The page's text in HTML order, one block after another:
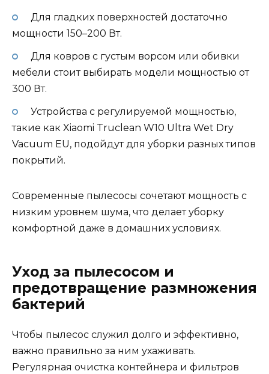
Для гладких поверхностей достаточно
мощности 150–200 Вт.
Для ковров с густым ворсом или обивки
мебели стоит выбирать модели мощностью от
300 Вт.
Устройства с регулируемой мощностью,
такие как Xiaomi Truclean W10 Ultra Wet Dry
Vacuum EU, подойдут для уборки разных типов
покрытий.
Современные пылесосы сочетают мощность с
низким уровнем шума, что делает уборку
комфортной даже в домашних условиях.
Уход за пылесосом и
предотвращение размножения
бактерий
Чтобы пылесос служил долго и эффективно,
важно правильно за ним ухаживать.
Регулярная очистка контейнера и фильтров